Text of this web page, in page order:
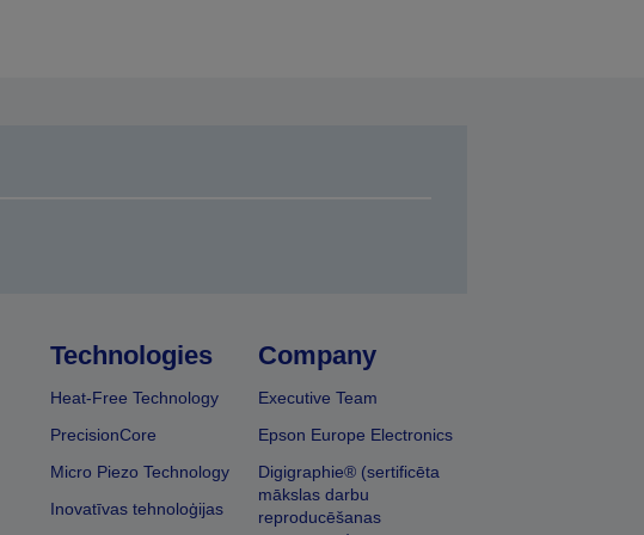
Technologies
Heat-Free Technology
PrecisionCore
Micro Piezo Technology
Inovatīvas tehnoloģijas
Company
Executive Team
Epson Europe Electronics
Digigraphie® (sertificēta
mākslas darbu
reproducēšanas